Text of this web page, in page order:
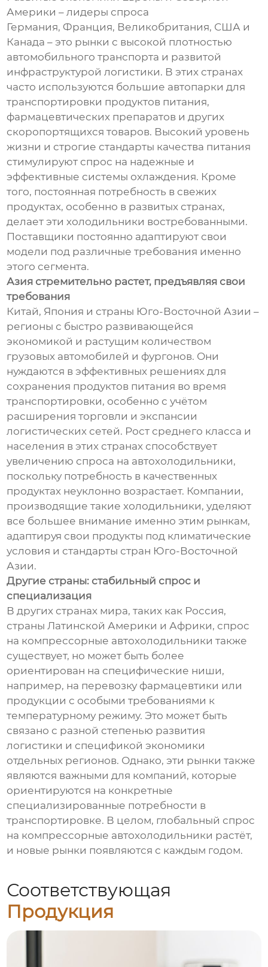
Америки – лидеры спроса
Германия, Франция, Великобритания, США и
Канада – это рынки с высокой плотностью
автомобильного транспорта и развитой
инфраструктурой логистики. В этих странах
часто используются большие автопарки для
транспортировки продуктов питания,
фармацевтических препаратов и других
скоропортящихся товаров. Высокий уровень
жизни и строгие стандарты качества питания
стимулируют спрос на надежные и
эффективные системы охлаждения. Кроме
того, постоянная потребность в свежих
продуктах, особенно в развитых странах,
делает эти холодильники востребованными.
Поставщики постоянно адаптируют свои
модели под различные требования именно
этого сегмента.
Азия стремительно растет, предъявляя свои
требования
Китай, Япония и страны Юго-Восточной Азии –
регионы с быстро развивающейся
экономикой и растущим количеством
грузовых автомобилей и фургонов. Они
нуждаются в эффективных решениях для
сохранения продуктов питания во время
транспортировки, особенно с учётом
расширения торговли и экспансии
логистических сетей. Рост среднего класса и
населения в этих странах способствует
увеличению спроса на автохолодильники,
поскольку потребность в качественных
продуктах неуклонно возрастает. Компании,
производящие такие холодильники, уделяют
все большее внимание именно этим рынкам,
адаптируя свои продукты под климатические
условия и стандарты стран Юго-Восточной
Азии.
Другие страны: стабильный спрос и
специализация
В других странах мира, таких как Россия,
страны Латинской Америки и Африки, спрос
на компрессорные автохолодильники также
существует, но может быть более
ориентирован на специфические ниши,
например, на перевозку фармацевтики или
продукции с особыми требованиями к
температурному режиму. Это может быть
связано с разной степенью развития
логистики и спецификой экономики
отдельных регионов. Однако, эти рынки также
являются важными для компаний, которые
ориентируются на конкретные
специализированные потребности в
транспортировке. В целом, глобальный спрос
на компрессорные автохолодильники растёт,
и новые рынки появляются с каждым годом.
Соответствующая
Продукция